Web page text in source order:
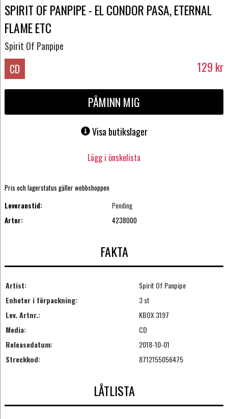
SPIRIT OF PANPIPE - EL CONDOR PASA, ETERNAL
FLAME ETC
Spirit Of Panpipe
CD 129 kr
PÅMINN MIG
Visa butikslager
Lägg i önskelista
Pris och lagerstatus gäller webbshoppen
Leveranstid:
Pending
Artnr:
4238000
FAKTA
Artist:
Spirit Of Panpipe
Enheter i förpackning:
3 st
Lev. Artnr.:
KBOX 3197
Media:
CD
Releasedatum:
2018-10-01
Streckkod:
8712155056475
LÅTLISTA